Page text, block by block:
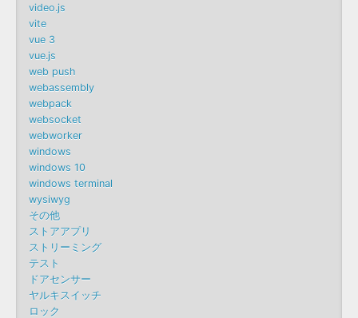
video.js
vite
vue 3
vue.js
web push
webassembly
webpack
websocket
webworker
windows
windows 10
windows terminal
wysiwyg
その他
ストアアプリ
ストリーミング
テスト
ドアセンサー
ヤルキスイッチ
ロック